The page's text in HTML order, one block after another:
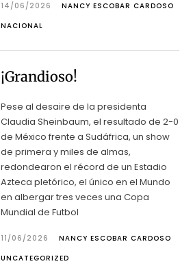
14/06/2026
NANCY ESCOBAR CARDOSO
NACIONAL
¡Grandioso!
Pese al desaire de la presidenta
Claudia Sheinbaum, el resultado de 2-0
de México frente a Sudáfrica, un show
de primera y miles de almas,
redondearon el récord de un Estadio
Azteca pletórico, el único en el Mundo
en albergar tres veces una Copa
Mundial de Futbol
11/06/2026
NANCY ESCOBAR CARDOSO
UNCATEGORIZED